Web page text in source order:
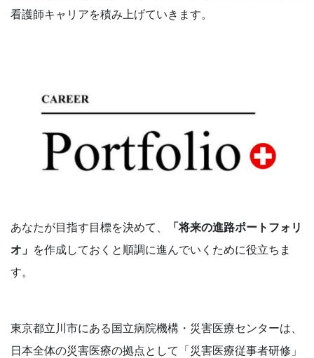
看護師キャリアを積み上げていきます。
あなたが目指す目標を決めて、
「将来の進路ポートフォリ
オ」 を作成しておくと順調に進んでいくために役立ちま
す。
東京都立川市にある国立病院機構・災害医療センターは、
日本全体の災害医療の拠点として「災害医療従事者研修」